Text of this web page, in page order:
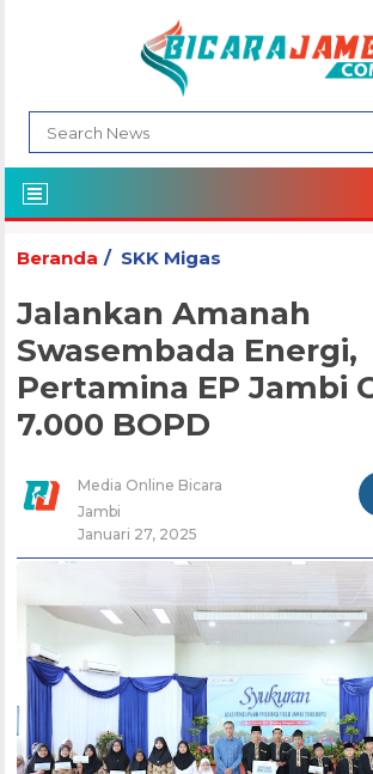
Beranda SKK Migas
Jalankan Amanah
Swasembada Energi,
Pertamina EP Jambi
7.000 BOPD
Media Online Bicara
Jambi
Januari 27, 2025